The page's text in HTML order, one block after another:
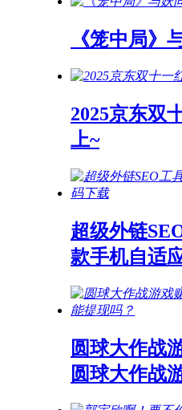
《笼中局》
2025京东双
上~
超级外链
款手机自适
圆球大作战
圆球大作战